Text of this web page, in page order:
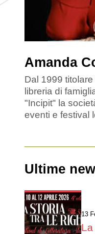
Amanda
Dal 1999
libreria di
"Incipit" la
eventi e festival
Ultime
13